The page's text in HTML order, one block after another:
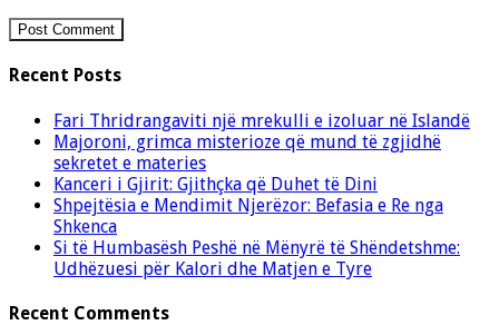
Recent Posts
Fari Thridrangaviti një mrekulli e izoluar në Islandë
Majoroni, grimca misterioze që mund të zgjidhë
sekretet e materies
Kanceri i Gjirit: Gjithçka që Duhet të Dini
Shpejtësia e Mendimit Njerëzor: Befasia e Re nga
Shkenca
Si të Humbasësh Peshë në Mënyrë të Shëndetshme:
Udhëzuesi për Kalori dhe Matjen e Tyre
Recent Comments